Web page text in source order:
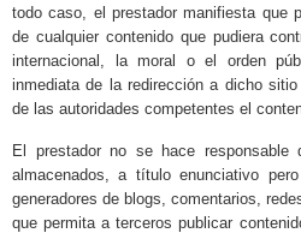
todo caso, el prestador manifiesta que
de cualquier contenido que pudiera
internacional, la moral o el orden
inmediata de la redirección a dicho
de las autoridades competentes el
El prestador no se hace responsable
almacenados, a título enunciativo
generadores de blogs, comentarios,
que permita a terceros publicar